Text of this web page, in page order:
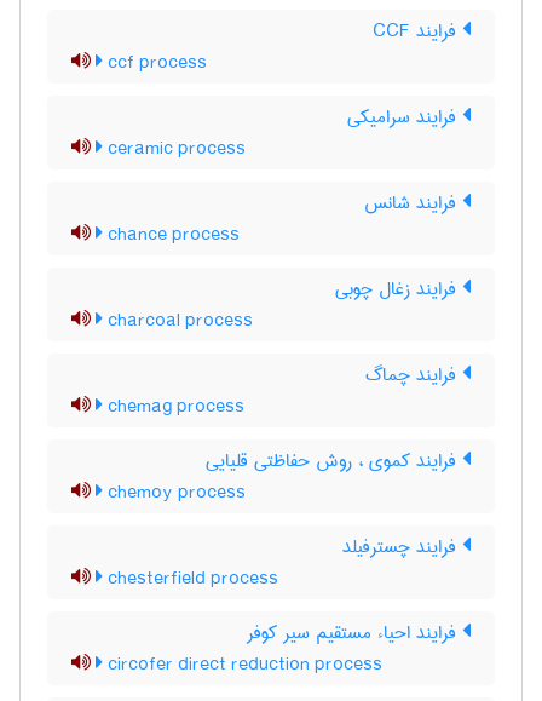
فرایند CCF
ccf process
فرایند سرامیکی
ceramic process
فرایند شانس
chance process
فرایند زغال چوبی
charcoal process
فرایند چماگ
chemag process
فرایند کموی ، روش حفاظتی قلیایی
chemoy process
فرایند چسترفیلد
chesterfield process
فرایند احیاء مستقیم سیر کوفر
circofer direct reduction process